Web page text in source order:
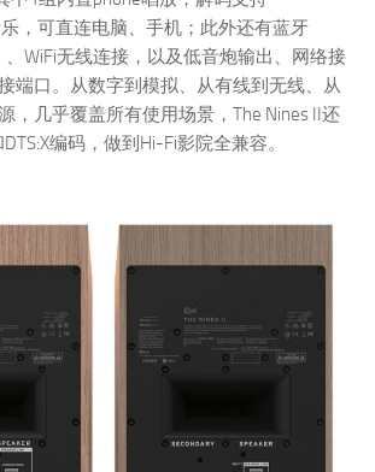
，可直连电脑、手机；此外还有蓝牙
、WiFi无线连接，以及低音炮输出、网络接
端口。从数字到模拟、从有线到无线、从
，几乎覆盖所有使用场景，The Nines II还
编码，做到Hi-Fi影院全兼容。